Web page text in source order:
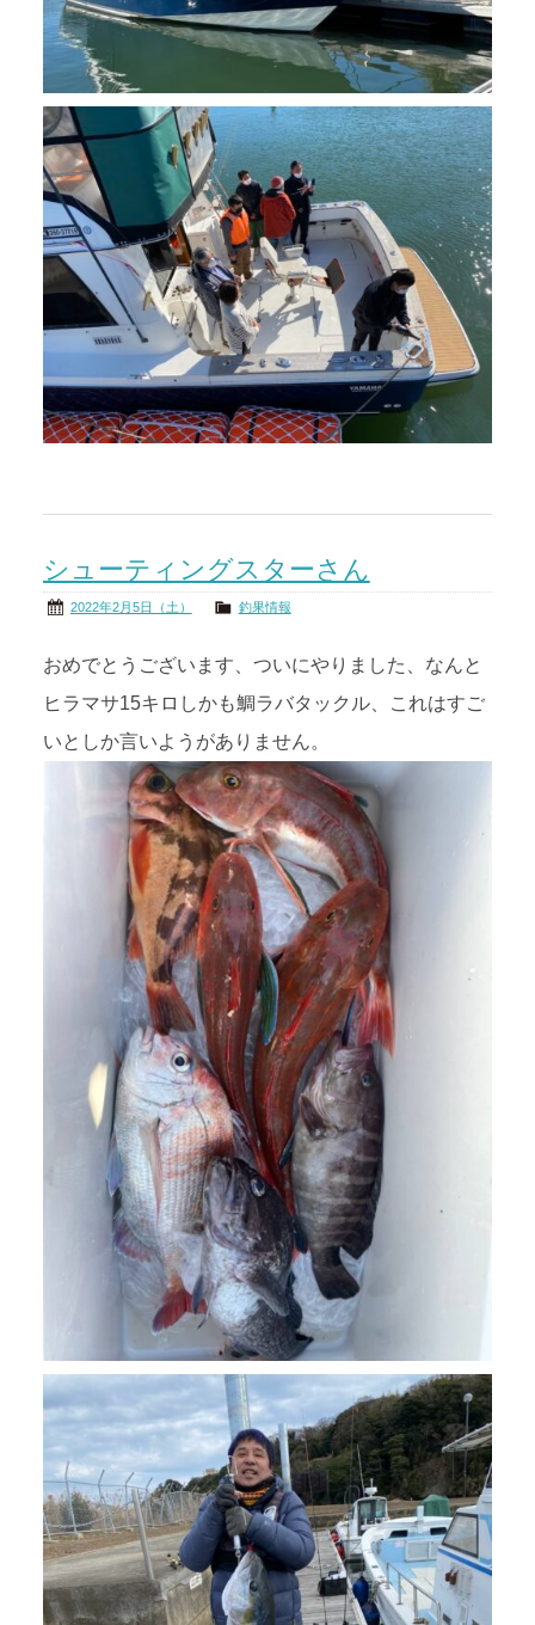
シューティングスターさん
2022年2月5日（土） 釣果情報
おめでとうございます、ついにやりました、なんと
ヒラマサ15キロしかも鯛ラバタックル、これはすご
いとしか言いようがありません。